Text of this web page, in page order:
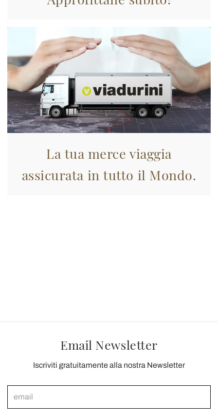
La tua merce viaggia
assicurata in tutto il Mondo.
Email Newsletter
Iscriviti gratuitamente alla nostra Newsletter